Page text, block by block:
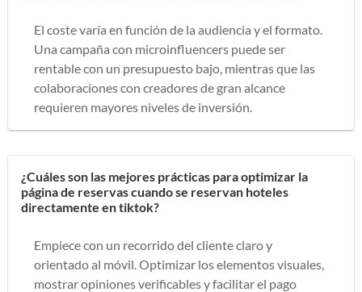
El coste varía en función de la audiencia y el formato.
Una campaña con microinfluencers puede ser
rentable con un presupuesto bajo, mientras que las
colaboraciones con creadores de gran alcance
requieren mayores niveles de inversión.
¿Cuáles son las mejores prácticas para optimizar la
página de reservas cuando se reservan hoteles
directamente en tiktok?
Empiece con un recorrido del cliente claro y
orientado al móvil. Optimizar los elementos visuales,
mostrar opiniones verificables y facilitar el pago